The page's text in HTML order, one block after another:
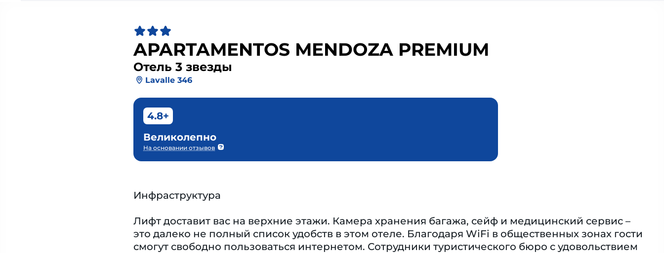
APARTAMENTOS MENDOZA PREMIUM
Отель 3 звезды
Lavalle 346
4.8+
Великолепно
На основании отзывов
Инфраструктура
Лифт доставит вас на верхние этажи. Камера хранения багажа, сейф и медицинский сервис –
это далеко не полный список удобств в этом отеле. Благодаря WiFi в общественных зонах гости
смогут свободно пользоваться интернетом. Сотрудники туристического бюро с удовольствием